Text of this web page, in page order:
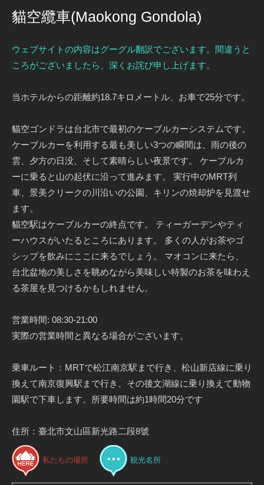
貓空纜車(Maokong Gondola)
ウェブサイトの内容はグーグル翻訳でございます。間違うと
ころがございましたら、深くお詫び申し上げます。
当ホテルからの距離約18.7キロメートル、お車で25分です。
貓空ゴンドラは台北市で最初のケーブルカーシステムです。
ケーブルカーを利用する最も美しい3つの瞬間は、雨の後の
雲、夕方の日没、そして素晴らしい夜景です。 ケーブルカ
ーに乗ると山の起伏に沿って進みます。 実行中のMRT列
車、景美クリークの川沿いの公園、キリンの焼却炉を見渡せ
ます。
貓空駅はケーブルカーの終点です。 ティーガーデンやティ
ーハウスがいたるところにあります。 多くの人がお茶やゴ
シップを飲みにここに来るでしょう。 マオコンに来たら、
台北盆地の美しさを眺めながら美味しい特製のお茶を味わえ
る茶屋を見つけるかもしれません。
営業時間: 08:30-21:00
実際の営業時間と異なる場合がございます。
乗車ルート：MRTで松江南京駅まで行き、松山新店線に乗り
換えて南京復興駅まで行き、その後文湖線に乗り換えて動物
園駅で下車します。所要時間は約1時間20分です
住所：臺北市文山區新光路二段8號
私たちの場所 観光名所